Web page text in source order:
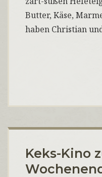
Butter, Käse,
haben Christian
Keks-Kino